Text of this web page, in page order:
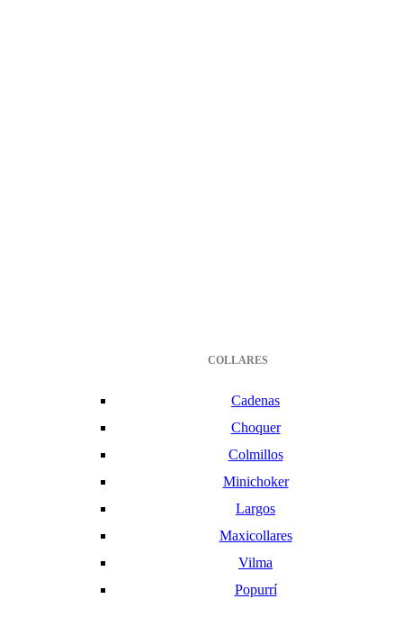
COLLARES
Cadenas
Choquer
Colmillos
Minichoker
Largos
Maxicollares
Vilma
Popurrí